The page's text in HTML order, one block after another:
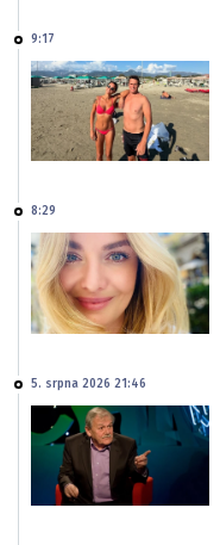
9:17
8:29
5. srpna 2026 21:46